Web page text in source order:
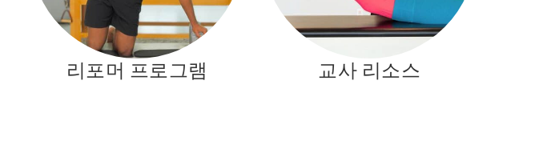
리포머 프로그램 교사 리소스